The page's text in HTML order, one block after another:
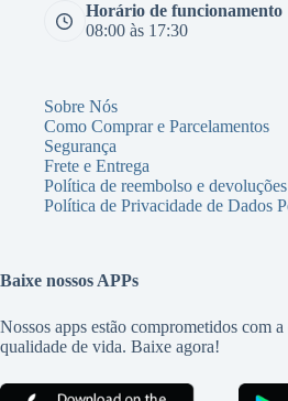
Horário de funcionamento
08:00 às 17:30
Sobre Nós
Como Comprar e Parcelamentos
Segurança
Frete e Entrega
Política de reembolso e devoluções
Política de Privacidade de Dados
Baixe nossos APPs
Nossos apps estão comprometidos com
qualidade de vida. Baixe agora!